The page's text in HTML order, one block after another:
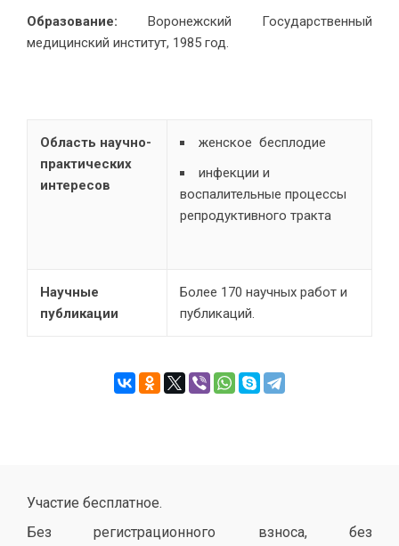
Образование: Воронежский Государственный
медицинский институт, 1985 год.
Область научно-
практических
интересов
женское бесплодие
инфекции и
воспалительные процессы
репродуктивного тракта
Научные
публикации
Более 170 научных работ и
публикаций.
Участие бесплатное.
Без регистрационного взноса, без